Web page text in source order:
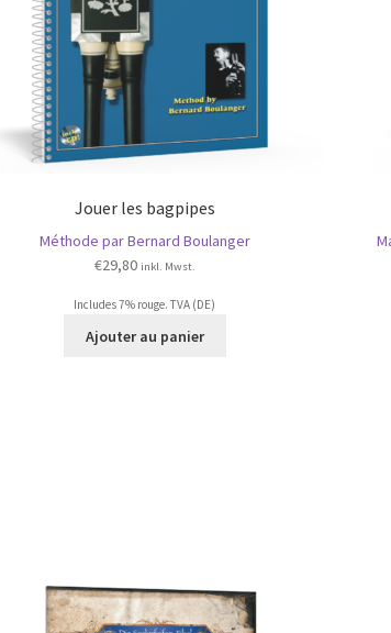
Jouer les bagpipes
Méthode par Bernard Boulanger
€29,80 inkl. Mwst.
Includes 7% rouge. TVA (DE)
Ajouter au panier